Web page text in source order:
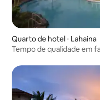
Quarto de hotel ⋅ Lahaina
Tempo de qualidade em